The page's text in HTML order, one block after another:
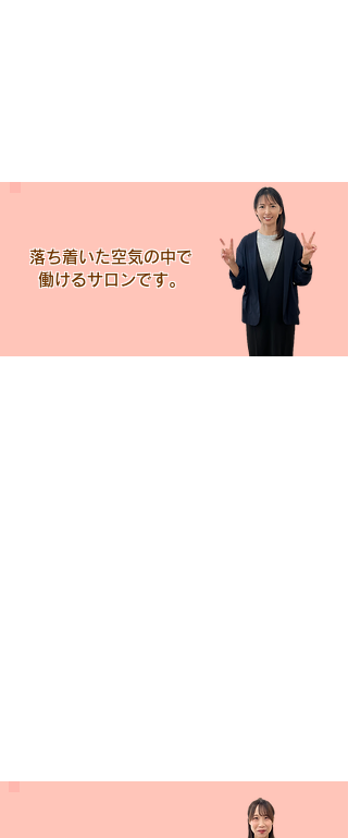
落ち着いた空気の中で
​働けるサロンです。